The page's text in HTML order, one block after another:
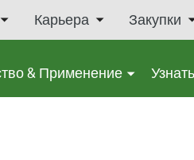
Карьера Закупки
& Применение